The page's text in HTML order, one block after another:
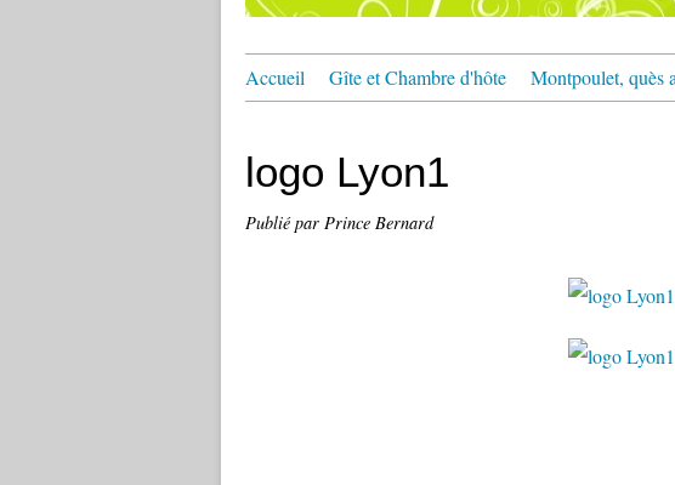
Accueil Gîte et Chambre d'hôte Montpoulet, quès
logo Lyon1
Publié par Prince Bernard